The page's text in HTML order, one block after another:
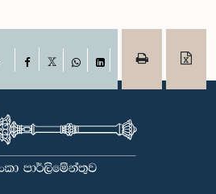
Facebook
WhatsAppLinkedIn